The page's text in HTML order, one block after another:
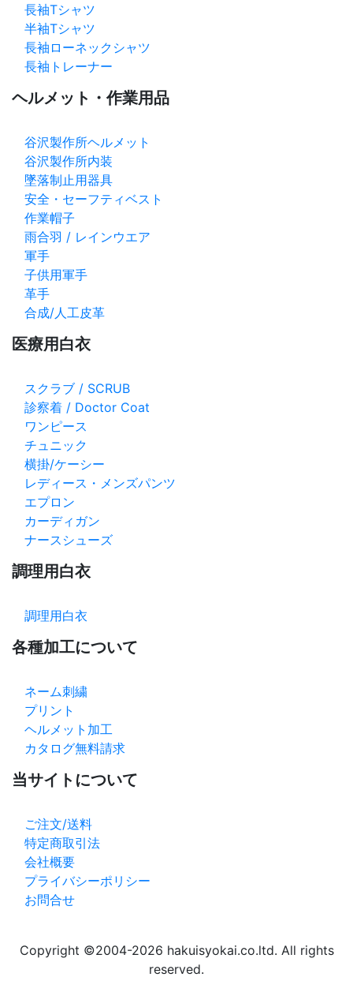
長袖Tシャツ
半袖Tシャツ
長袖ローネックシャツ
長袖トレーナー
ヘルメット・作業用品
谷沢製作所ヘルメット
谷沢製作所内装
墜落制止用器具
安全・セーフティベスト
作業帽子
雨合羽 / レインウエア
軍手
子供用軍手
革手
合成/人工皮革
医療用白衣
スクラブ / SCRUB
診察着 / Doctor Coat
ワンピース
チュニック
横掛/ケーシー
レディース・メンズパンツ
エプロン
カーディガン
ナースシューズ
調理用白衣
調理用白衣
各種加工について
ネーム刺繍
プリント
ヘルメット加工
カタログ無料請求
当サイトについて
ご注文/送料
特定商取引法
会社概要
プライバシーポリシー
お問合せ
Copyright ©2004-2026 hakuisyokai.co.ltd. All rights
reserved.